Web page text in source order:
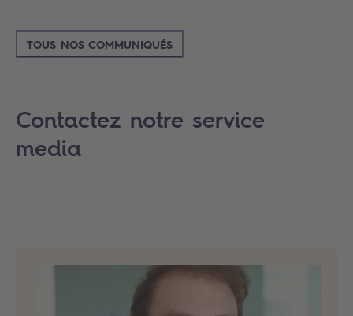
TOUS NOS COMMUNIQUÉS
Contactez notre service
media